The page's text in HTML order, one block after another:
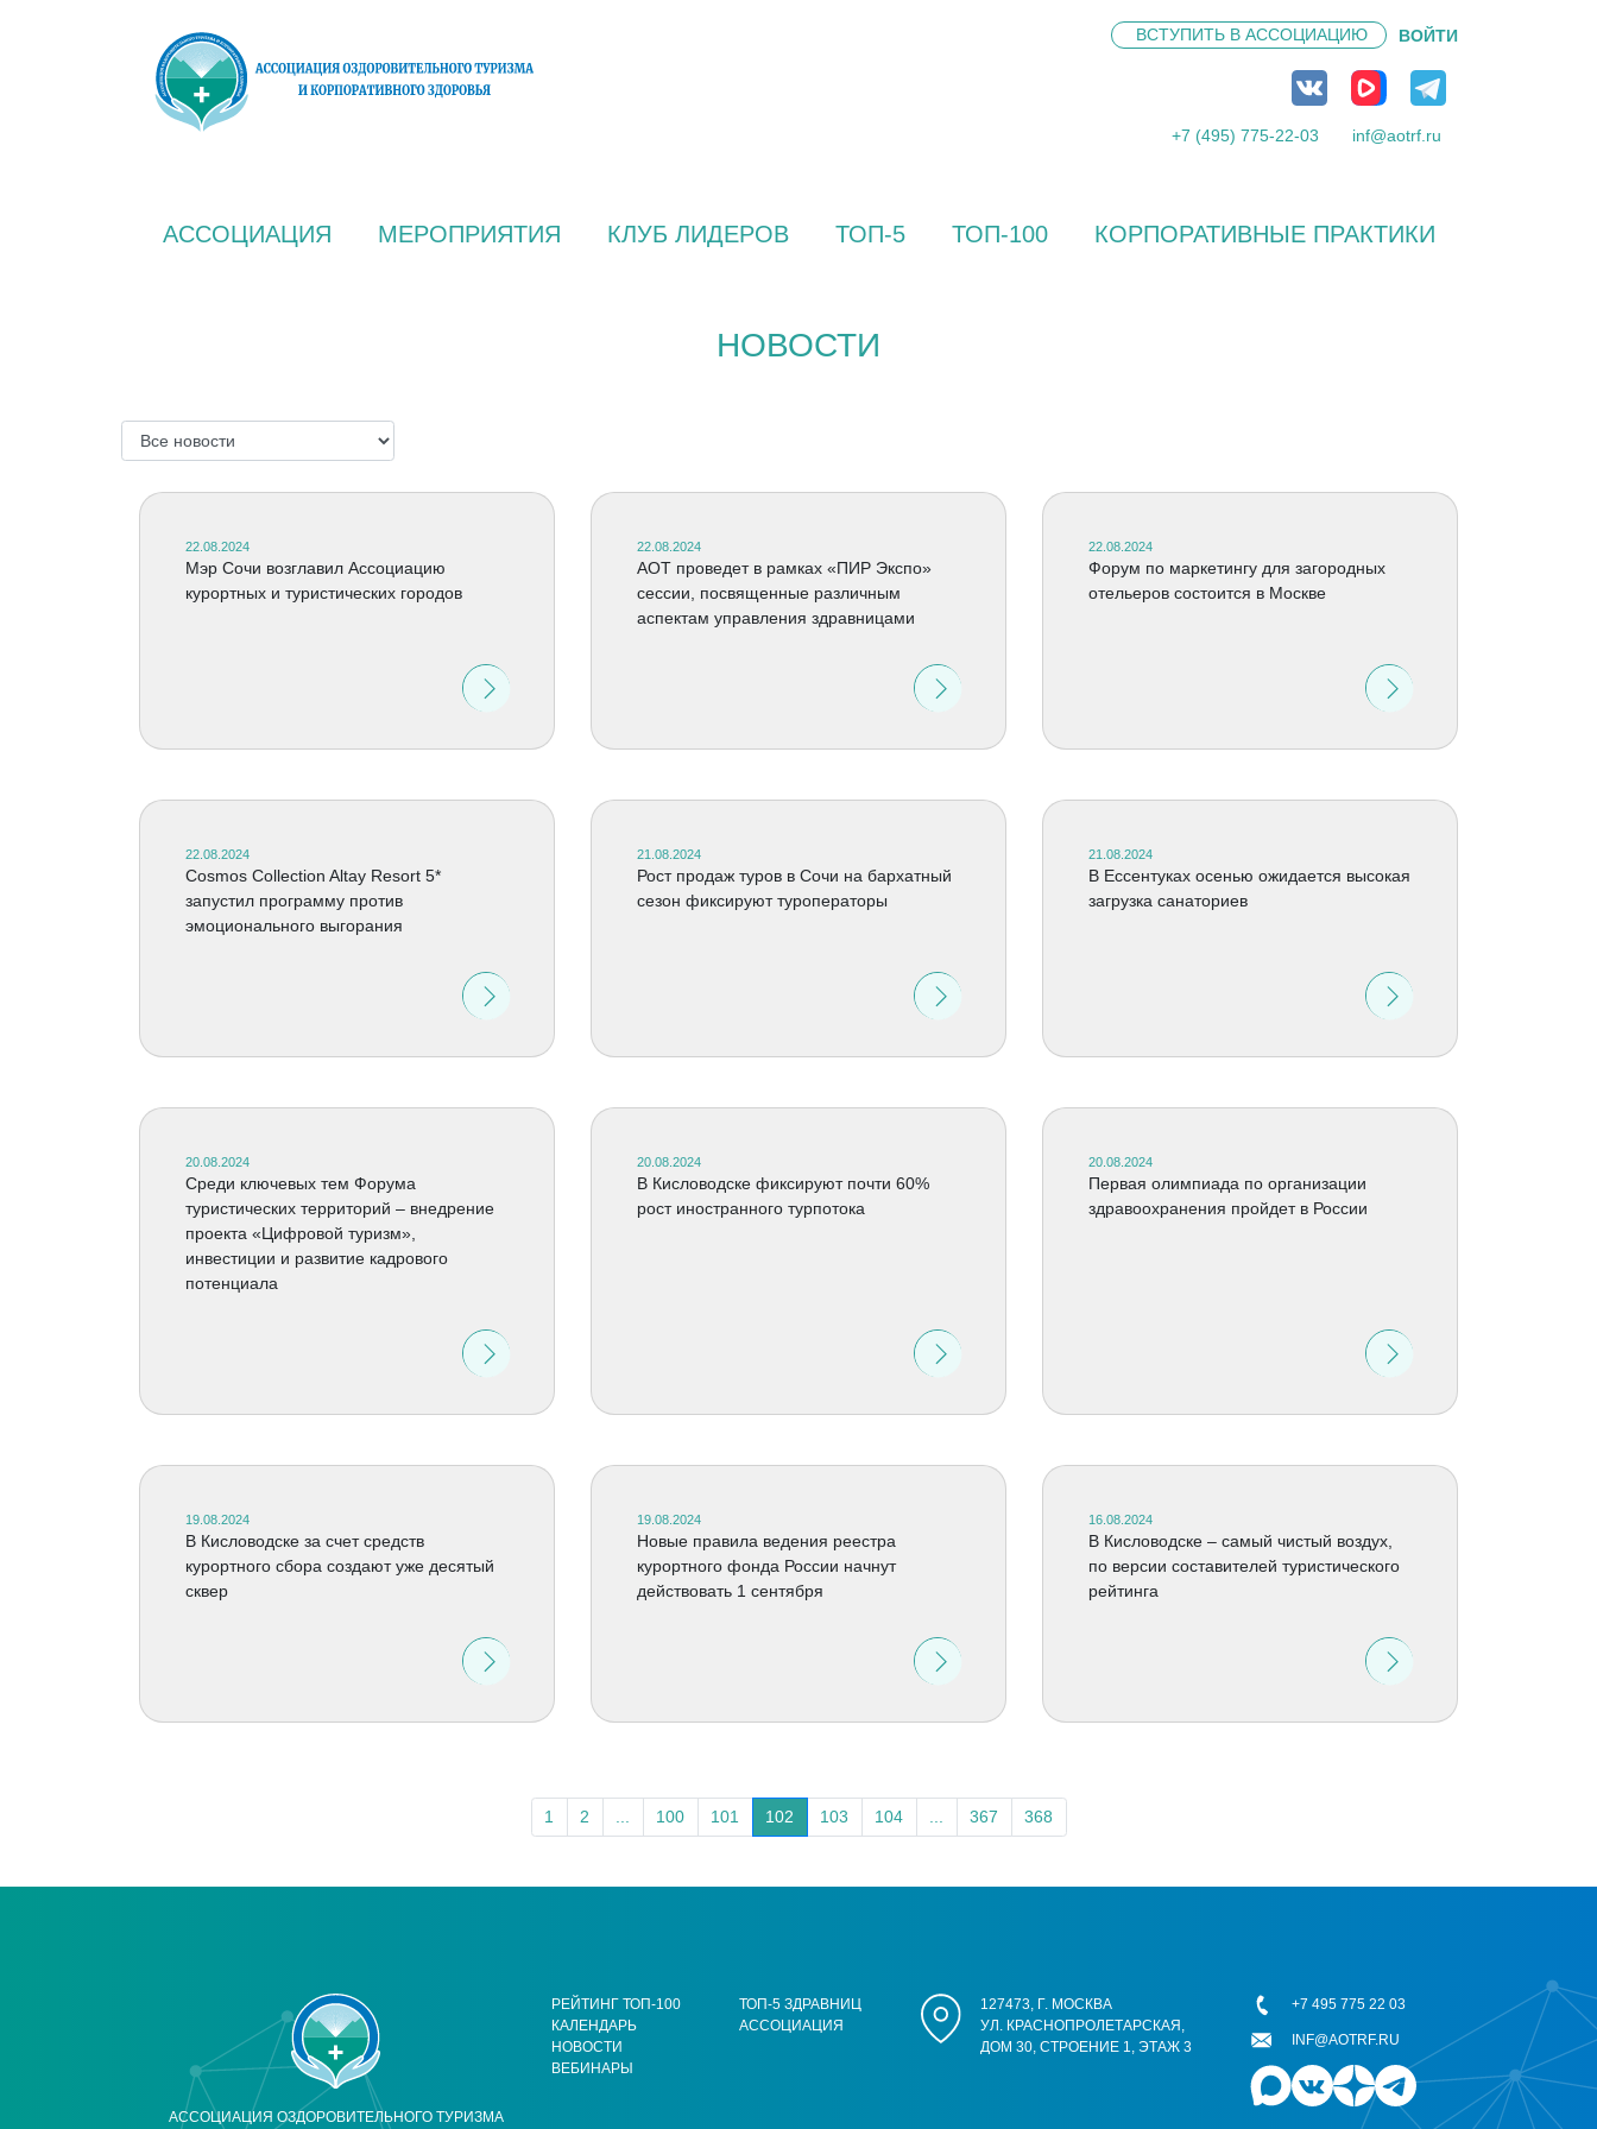
ВСТУПИТЬ В АССОЦИАЦИЮ ВОЙТИ
+7 (495) 775-22-03 inf@aotrf.ru
АССОЦИАЦИЯ МЕРОПРИЯТИЯ КЛУБ ЛИДЕРОВ ТОП-5 ТОП-100 КОРПОРАТИВНЫЕ ПРАКТИКИ
НОВОСТИ
22.08.2024
Мэр Сочи возглавил Ассоциацию
курортных и туристических городов
22.08.2024
АОТ проведет в рамках «ПИР Экспо»
сессии, посвященные различным
аспектам управления здравницами
22.08.2024
Форум по маркетингу для загородных
отельеров состоится в Москве
22.08.2024
Cosmos Collection Altay Resort 5*
запустил программу против
эмоционального выгорания
21.08.2024
Рост продаж туров в Сочи на бархатный
сезон фиксируют туроператоры
21.08.2024
В Ессентуках осенью ожидается высокая
загрузка санаториев
20.08.2024
Среди ключевых тем Форума
туристических территорий – внедрение
проекта «Цифровой туризм»,
инвестиции и развитие кадрового
потенциала
20.08.2024
В Кисловодске фиксируют почти 60%
рост иностранного турпотока
20.08.2024
Первая олимпиада по организации
здравоохранения пройдет в России
19.08.2024
В Кисловодске за счет средств
курортного сбора создают уже десятый
сквер
19.08.2024
Новые правила ведения реестра
курортного фонда России начнут
действовать 1 сентября
16.08.2024
В Кисловодске – самый чистый воздух,
по версии составителей туристического
рейтинга
1 2 100 101 102 103 104 367 368
АССОЦИАЦИЯ ОЗДОРОВИТЕЛЬНОГО ТУРИЗМА
РЕЙТИНГ ТОП-100
КАЛЕНДАРЬ
НОВОСТИ
ВЕБИНАРЫ
ТОП-5 ЗДРАВНИЦ
АССОЦИАЦИЯ
127473, Г. МОСКВА
УЛ. КРАСНОПРОЛЕТАРСКАЯ,
ДОМ 30, СТРОЕНИЕ 1, ЭТАЖ 3
+7 495 775 22 03
INF@AOTRF.RU